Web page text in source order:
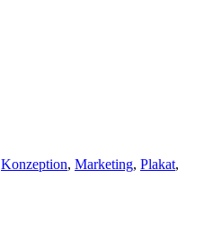
Konzeption, Marketing, Plakat,